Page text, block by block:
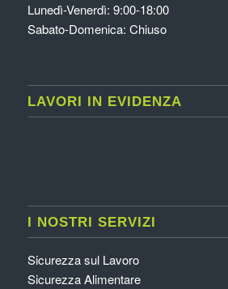
Lunedì-Venerdì: 9:00-18:00
Sabato-Domenica: Chiuso
LAVORI IN EVIDENZA
I NOSTRI SERVIZI
Sicurezza sul Lavoro
Sicurezza Alimentare